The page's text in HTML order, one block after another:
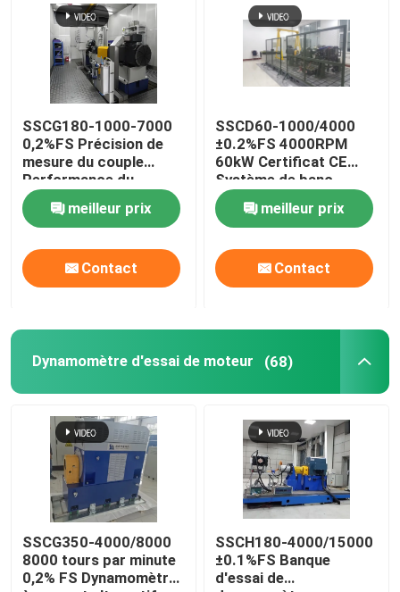
SSCG180-1000-7000
0,2%FS Précision de
mesure du couple
Performance du
moteur à essence banc
d'essai dynamomètre
électrique
meilleur prix
Contact
SSCD60-1000/4000
±0.2%FS 4000RPM
60kW Certificat CE
Système de banc
d'essai électrique
dynamomètre de haute
précision pour moteur
diesel
meilleur prix
Contact
Dynamomètre d'essai de moteur (68)
SSCG350-4000/8000
8000 tours par minute
0,2% FS Dynamomètre
SSCH180-4000/15000
±0.1%FS Banque
d'essai de